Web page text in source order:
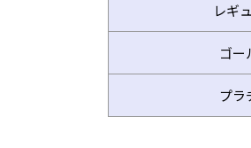
レギ
ゴー
プラ